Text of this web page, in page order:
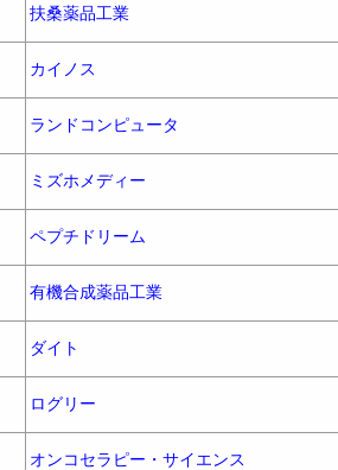
扶桑薬品工業
カイノス
ランドコンピュータ
ミズホメディー
ペプチドリーム
有機合成薬品工業
ダイト
ログリー
オンコセラピー・サイエンス